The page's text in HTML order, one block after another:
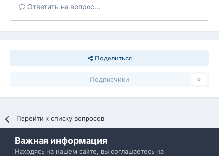
Ответить на вопрос...
Поделиться
Подписчики 0
Перейти к списку вопросов
Политика конфиденциальности Обратная связь
Важная информация
Находясь на нашем сайте, вы соглашаетесь на